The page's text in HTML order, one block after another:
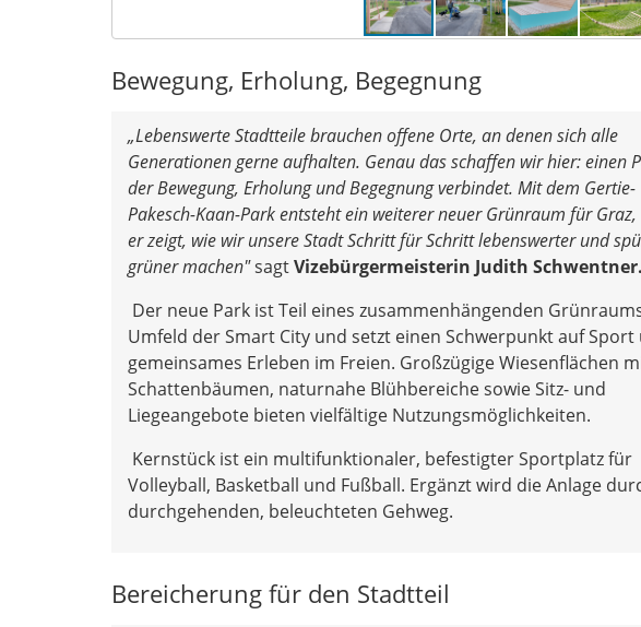
Bewegung, Erholung, Begegnung
„Lebenswerte Stadtteile brauchen offene Orte, an denen sich alle
Generationen gerne aufhalten. Genau das schaffen wir hier: einen
der Bewegung, Erholung und Begegnung verbindet. Mit dem Gertie-
Pakesch-Kaan-Park entsteht ein weiterer neuer Grünraum für
er zeigt, wie wir unsere Stadt Schritt für Schritt lebenswerter und
grüner machen"sagtVizebürgermeisterin Judith Schwentner.
Der neue Park ist Teil eines zusammenhängenden
Umfeld der Smart City und setzt einen Schwerpunkt auf Sport
gemeinsames Erleben im Freien. Großzügige Wiesenflächen
Schattenbäumen, naturnahe Blühbereiche sowie Sitz- und
Liegeangebote bieten vielfältige Nutzungsmöglichkeiten.
Kernstück ist ein multifunktionaler, befestigter Sportplatz für
Volleyball, Basketball und Fußball. Ergänzt wird die Anlage
durchgehenden, beleuchteten Gehweg.
Bereicherung für den Stadtteil